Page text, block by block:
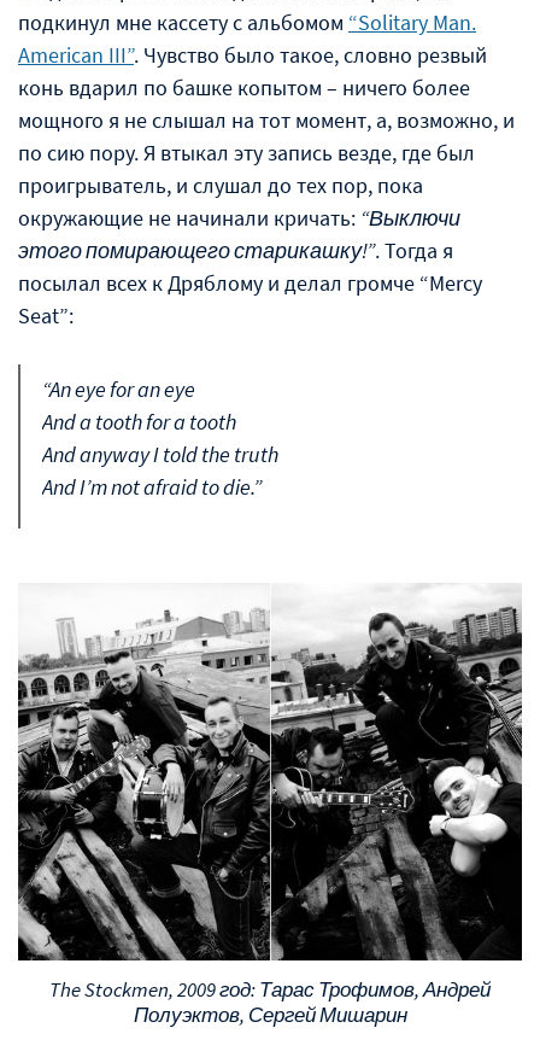
подкинул мне кассету с альбомом “Solitary Man.
American III”. Чувство было такое, словно резвый
конь вдарил по башке копытом – ничего более
мощного я не слышал на тот момент, а, возможно, и
по сию пору. Я втыкал эту запись везде, где был
проигрыватель, и слушал до тех пор, пока
окружающие не начинали кричать: “Выключи
этого помирающего старикашку!”. Тогда я
посылал всех к Дряблому и делал громче “Mercy
Seat”:
“An eye for an eye
And a tooth for a tooth
And anyway I told the truth
And I’m not afraid to die.”
The Stockmen, 2009 год: Тарас Трофимов, Андрей
Полуэктов, Сергей Мишарин